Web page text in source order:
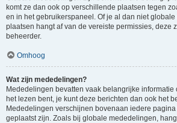
komt ze dan ook op verschillende plaatsen tegen
en in het gebruikerspaneel. Of je al dan niet
plaatsen hangt af van de vereiste permissies, deze
beheerder.
Omhoog
Wat zijn mededelingen?
Mededelingen bevatten vaak belangrijke informatie
het lezen bent, je kunt deze berichten dan ook het
Mededelingen verschijnen bovenaan iedere
geplaatst zijn. Zoals bij globale mededelingen,